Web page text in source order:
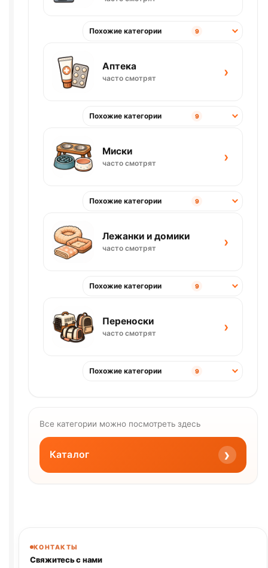
Похожие категории 9
Аптека
часто смотрят ›
Похожие категории 9
Миски
часто смотрят ›
Похожие категории 9
Лежанки и домики
часто смотрят ›
Похожие категории 9
Переноски
часто смотрят ›
Похожие категории 9
Все категории можно посмотреть здесь
Каталог ›
КОНТАКТЫ
Свяжитесь с нами